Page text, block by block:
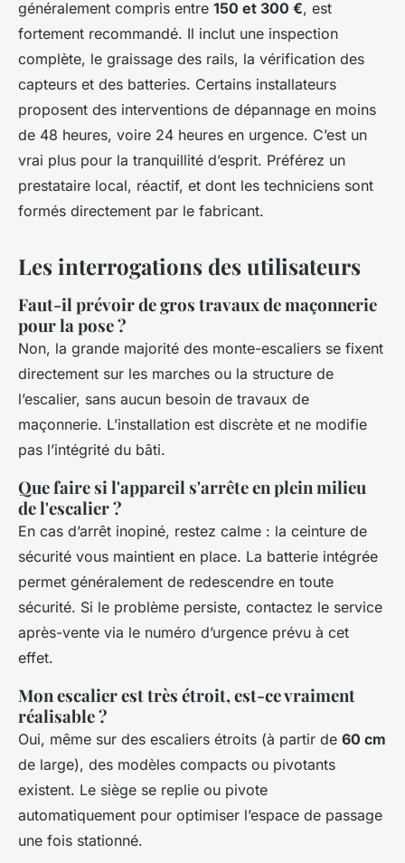
généralement compris entre 150 et 300 €, est
fortement recommandé. Il inclut une inspection
complète, le graissage des rails, la vérification des
capteurs et des batteries. Certains installateurs
proposent des interventions de dépannage en moins
de 48 heures, voire 24 heures en urgence. C’est un
vrai plus pour la tranquillité d’esprit. Préférez un
prestataire local, réactif, et dont les techniciens sont
formés directement par le fabricant.
Les interrogations des utilisateurs
Faut-il prévoir de gros travaux de maçonnerie
pour la pose ?
Non, la grande majorité des monte-escaliers se fixent
directement sur les marches ou la structure de
l’escalier, sans aucun besoin de travaux de
maçonnerie. L’installation est discrète et ne modifie
pas l’intégrité du bâti.
Que faire si l'appareil s'arrête en plein milieu
de l'escalier ?
En cas d’arrêt inopiné, restez calme : la ceinture de
sécurité vous maintient en place. La batterie intégrée
permet généralement de redescendre en toute
sécurité. Si le problème persiste, contactez le service
après-vente via le numéro d’urgence prévu à cet
effet.
Mon escalier est très étroit, est-ce vraiment
réalisable ?
Oui, même sur des escaliers étroits (à partir de 60 cm
de large), des modèles compacts ou pivotants
existent. Le siège se replie ou pivote
automatiquement pour optimiser l’espace de passage
une fois stationné.